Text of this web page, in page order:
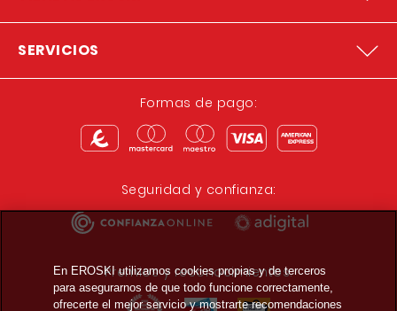
SERVICIOS
Formas de pago:
Seguridad y confianza:
Premios y reconocimientos:
En EROSKI utilizamos cookies propias y de terceros
para asegurarnos de que todo funcione correctamente,
ofrecerte el mejor servicio y mostrarte recomendaciones